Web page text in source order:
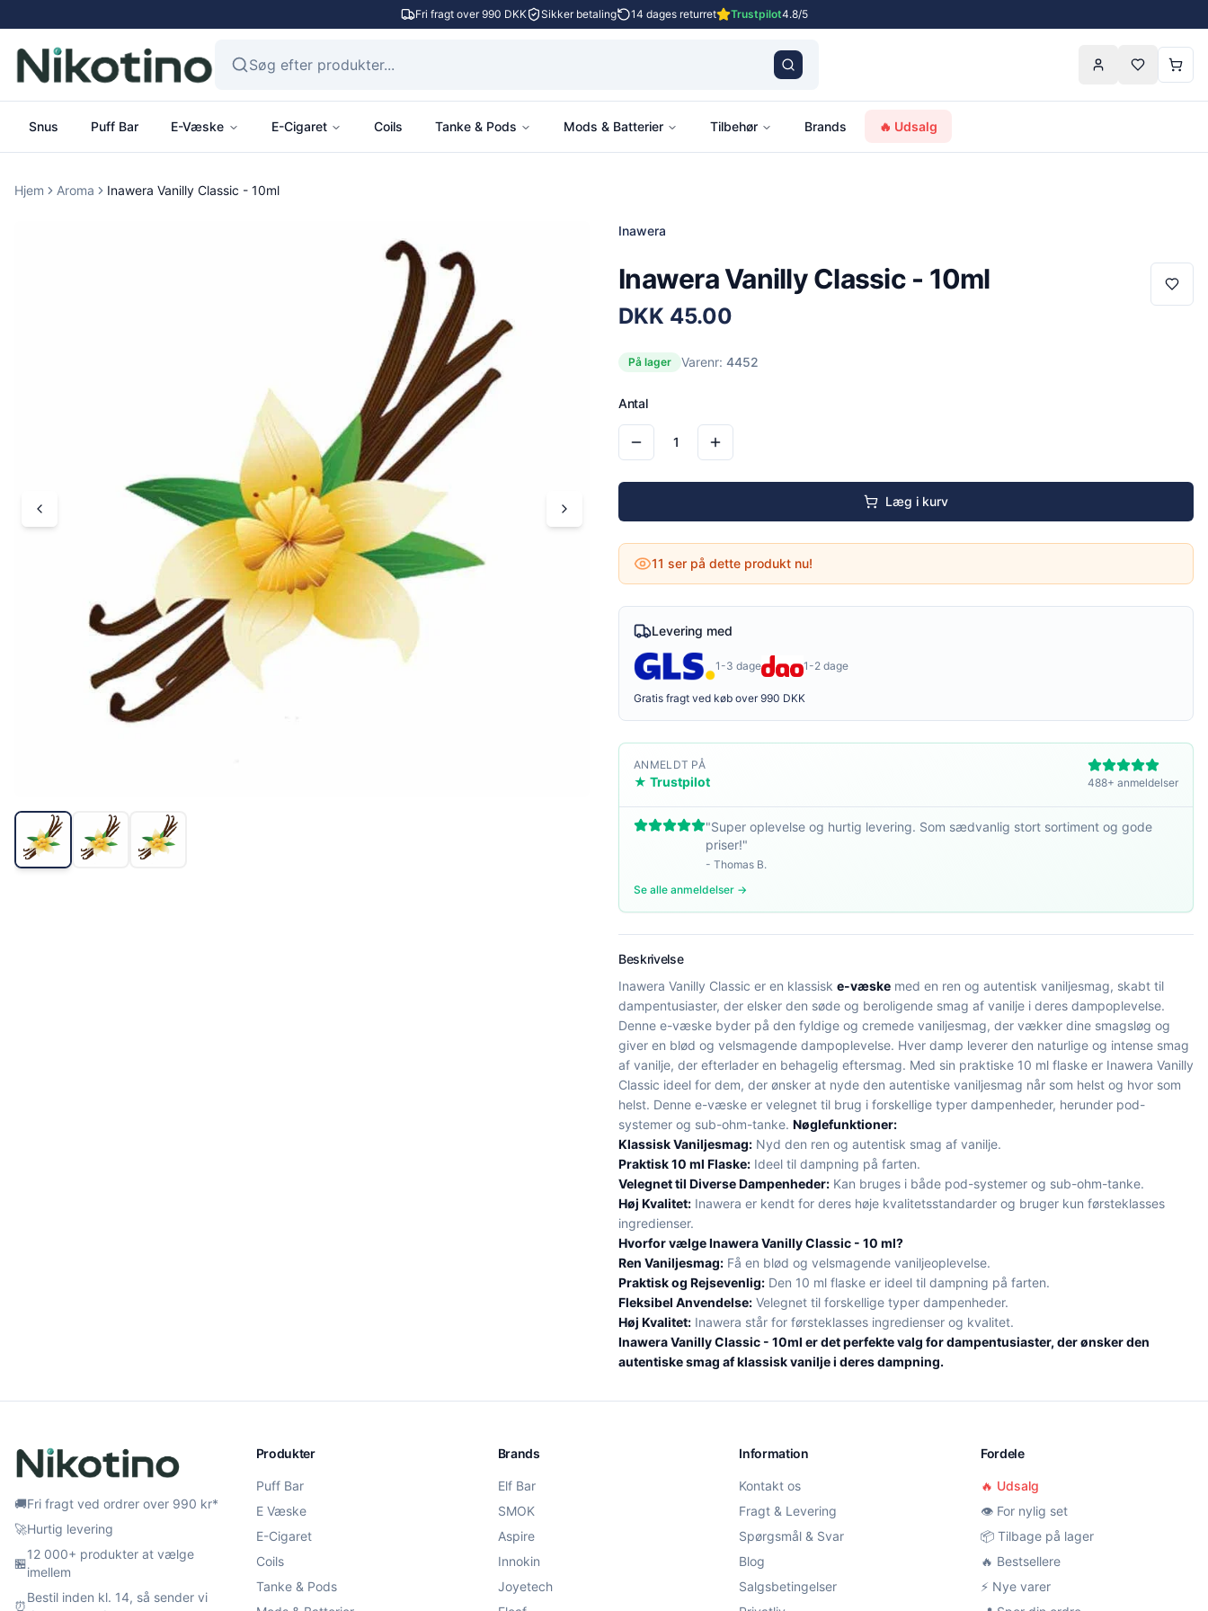
Fri fragt over 990 DKK Sikker betaling 14 dages returret Trustpilot4.8/5
Snus Puff Bar E-Væske E-Cigaret Coils Tanke & Pods Mods & Batterier Tilbehør Brands 🔥 Udsalg
Hjem Aroma Inawera Vanilly Classic - 10ml
Inawera
Inawera Vanilly Classic - 10ml
DKK 45.00
På lager Varenr: 4452
Antal
1
Læg i kurv
11 ser på dette produkt nu!
Levering med
1-3 dage 1-2 dage
Gratis fragt ved køb over 990 DKK
ANMELDT PÅ
★ Trustpilot 488+ anmeldelser
"Super oplevelse og hurtig levering. Som sædvanlig stort sortiment og gode
priser!"
- Thomas B.
Se alle anmeldelser →
Beskrivelse
Inawera Vanilly Classic er en klassisk e-væske med en ren og autentisk vaniljesmag, skabt til
dampentusiaster, der elsker den søde og beroligende smag af vanilje i deres dampoplevelse.
Denne e-væske byder på den fyldige og cremede vaniljesmag, der vækker dine smagsløg og
giver en blød og velsmagende dampoplevelse. Hver damp leverer den naturlige og intense smag
af vanilje, der efterlader en behagelig eftersmag. Med sin praktiske 10 ml flaske er Inawera Vanilly
Classic ideel for dem, der ønsker at nyde den autentiske vaniljesmag når som helst og hvor som
helst. Denne e-væske er velegnet til brug i forskellige typer dampenheder, herunder pod-
systemer og sub-ohm-tanke. Nøglefunktioner:
Klassisk Vaniljesmag: Nyd den ren og autentisk smag af vanilje.
Praktisk 10 ml Flaske: Ideel til dampning på farten.
Velegnet til Diverse Dampenheder: Kan bruges i både pod-systemer og sub-ohm-tanke.
Høj Kvalitet: Inawera er kendt for deres høje kvalitetsstandarder og bruger kun førsteklasses
ingredienser.
Hvorfor vælge Inawera Vanilly Classic - 10 ml?
Ren Vaniljesmag: Få en blød og velsmagende vaniljeoplevelse.
Praktisk og Rejsevenlig: Den 10 ml flaske er ideel til dampning på farten.
Fleksibel Anvendelse: Velegnet til forskellige typer dampenheder.
Høj Kvalitet: Inawera står for førsteklasses ingredienser og kvalitet.
Inawera Vanilly Classic - 10ml er det perfekte valg for dampentusiaster, der ønsker den
autentiske smag af klassisk vanilje i deres dampning.
🚚Fri fragt ved ordrer over 990 kr*
🚀Hurtig levering
🏪
12 000+ produkter at vælge
imellem
⏰
Bestil inden kl. 14, så sender vi
Produkter
Puff Bar
E Væske
E-Cigaret
Coils
Tanke & Pods
Brands
Elf Bar
SMOK
Aspire
Innokin
Joyetech
Information
Kontakt os
Fragt & Levering
Spørgsmål & Svar
Blog
Salgsbetingelser
Fordele
🔥 Udsalg
👁️ For nylig set
📦 Tilbage på lager
🔥 Bestsellere
⚡ Nye varer